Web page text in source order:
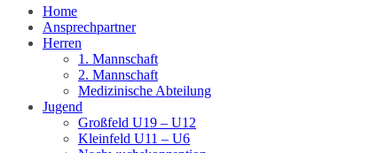
Home
Ansprechpartner
Herren
1. Mannschaft
2. Mannschaft
Medizinische Abteilung
Jugend
Großfeld U19 – U12
Kleinfeld U11 – U6